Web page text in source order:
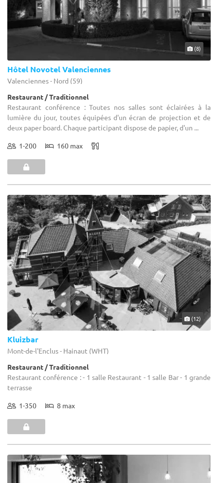
(8)
Hôtel Novotel Valenciennes
Valenciennes - Nord (59)
Restaurant / Traditionnel
Restaurant conférence : Toutes nos salles sont éclairées à la
lumière du jour, toutes équipées d'un écran de projection et de
deux paper board. Chaque participant dispose de papier, d'un ...
1-200 160 max
(12)
Kluizbar
Mont-de-l'Enclus - Hainaut (WHT)
Restaurant / Traditionnel
Restaurant conférence : - 1 salle Restaurant - 1 salle Bar - 1 grande
terrasse
1-350 8 max